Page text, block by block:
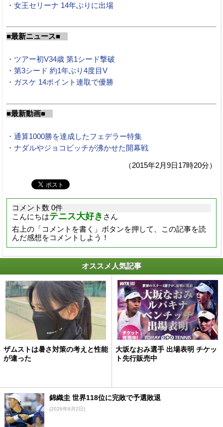
・女王セリーナ 14年ぶりに出場
■最新ニュース■
・ツアー初V34歳 第1シード撃破
・第3シード 約1年ぶり4度目V
・ガスケ 14ポイント連取で優勝
■最新動画■
・通算1000勝を達成したフェデラー特集
・ナダルやジョコビッチが沸かせた開幕戦
（2015年2月9日17時20分）
コメント数 0件
こんにちはテニス大好き さん
右上の「コメントを書く」ボタンを押して、この記事を読
んだ感想をコメントしよう！
オススメ人気記事
ザムストは暑さ対策の考えと性能
が違った
大坂なおみ選手 出場表明 チケッ
ト先行販売中
錦織圭 世界118位に完敗で予選敗退
(2026年8月2日)